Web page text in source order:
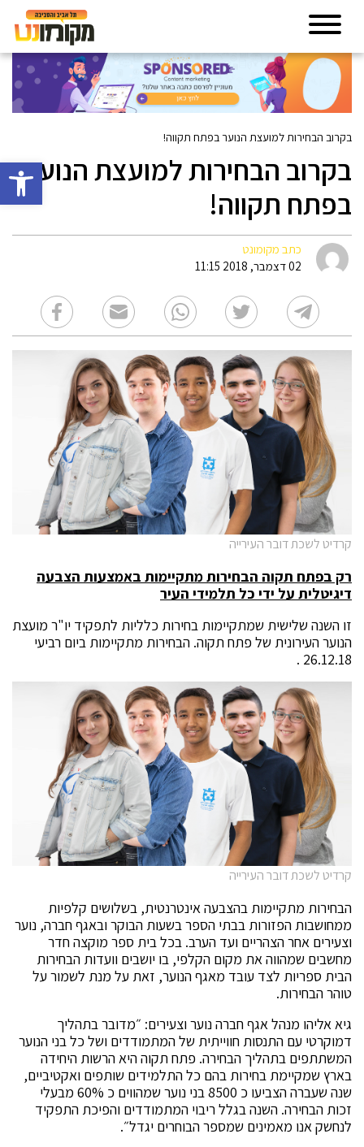
פתח
בקרוב הבחירות למועצת הנוער בפתח תקווה!
בקרוב הבחירות למועצת הנוער
בפתח תקווה!
כתב מקומונט
02 דצמבר, 2018 11:15
קרדיט לשכת דובר העירייה
רק בפתח תקוה הבחירות מתקיימות באמצעות הצבעה
דיגיטלית על ידי כל תלמידי העיר
זו השנה שלישית שמתקיימות בחירות כלליות לתפקיד יו"ר מועצת
הנוער העירונית של פתח תקוה. הבחירות מתקיימות ביום רביעי
26.12.18 .
קרדיט לשכת דובר העירייה
הבחירות מתקיימות בהצבעה אינטרנטית, בשלושים קלפיות
ממחושבות הפזורות בבתי הספר בשעות הבוקר ובאגף חברה, נוער
וצעירים אחר הצהריים ועד הערב. בכל בית ספר מוקצה חדר
מחשבים שמהווה את מקום הקלפי, בו יושבים וועדות הבחירות
הבית ספריות לצד עובד מאגף הנוער, זאת על מנת לשמור על
טוהר הבחירות.
גיא אליהו מנהל אגף חברה נוער וצעירים: ״מדובר בתהליך
דמוקרטי עם התנסות חווייתית של המתמודדים ושל כל בני הנוער
המשתתפים בתהליך הבחירה. פתח תקוה היא הרשות היחידה
בארץ שמקיימת בחירות בהם כל התלמידים שותפים ואקטיביים,
שנה שעברה הצביעו כ 8500 בני נוער שמהווים כ 60% מבעלי
זכות הבחירה. השנה בגלל ריבוי המתמודדים והפיכת התפקיד
לנחשק אנו מאמינים שמספר הבוחרים יגדל״.